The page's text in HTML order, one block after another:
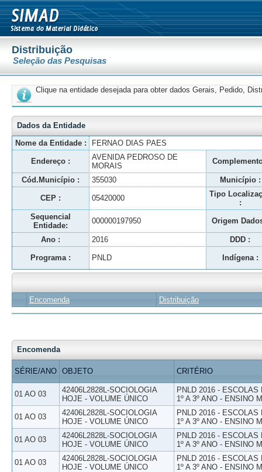
Distribuição
Seleção das Pesquisas
Clique na entidade desejada para obter dados Gerais, Pedido,
Dados da Entidade
Nome da Entidade :
FERNAO DIAS PAES
Endereço :
AVENIDA PEDROSO DE
MORAIS
Cód.Município : 355030 Município :
CEP : 05420000
Tipo
:
Sequencial
Entidade:
000000197950 Origem
Ano : 2016 DDD :
Programa : PNLD Indígena :
Encomenda Distribuição
Encomenda
SÉRIE/ANO OBJETO CRITÉRIO
01 AO 03
42406L2828L-SOCIOLOGIA
HOJE - VOLUME ÚNICO
PNLD 2016 -
1º A 3º ANO - ENSINO
01 AO 03
42406L2828L-SOCIOLOGIA
HOJE - VOLUME ÚNICO
PNLD 2016 -
1º A 3º ANO - ENSINO
01 AO 03
42406L2828L-SOCIOLOGIA
HOJE - VOLUME ÚNICO
PNLD 2016 -
1º A 3º ANO - ENSINO
01 AO 03
42406L2828L-SOCIOLOGIA
HOJE - VOLUME ÚNICO
PNLD 2016 -
1º A 3º ANO - ENSINO